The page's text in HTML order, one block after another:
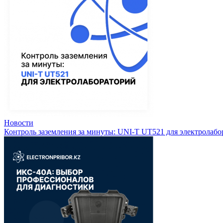
Новости
Контроль заземления за минуты: UNI-T UT521 для